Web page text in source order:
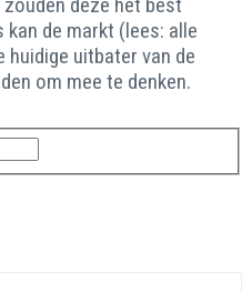
de markt (lees: alle
uitbater van de
om mee te denken.